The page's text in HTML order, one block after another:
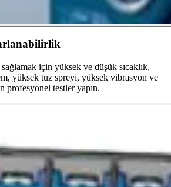
için yüksek ve düşük sıcaklık,
yüksek tuz spreyi, yüksek vibrasyon ve
testler yapın.